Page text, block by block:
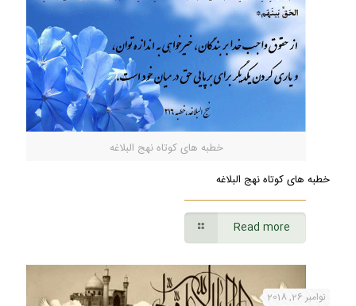
خطبه های کوتاه نهج البلاغه
خطبه های کوتاه نهج البلاغه
Read more
نوامبر 26, 2018